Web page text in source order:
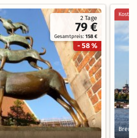
2 Tage
79 €
Gesamtpreis:158 €
- 58 %